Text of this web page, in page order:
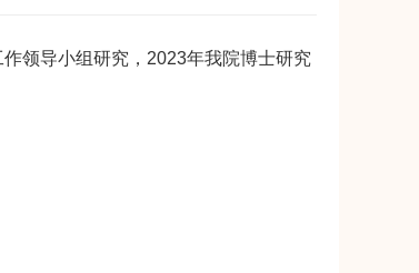
领导小组研究，2023年我院博士研究